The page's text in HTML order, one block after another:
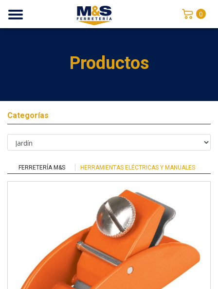
0
Productos
Categorías
FERRETERÍA M&S HERRAMIENTAS ELÉCTRICAS Y MANUALES